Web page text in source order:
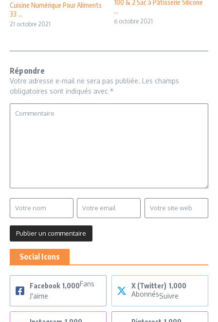
Cuisine Numérique Pour Aliments
33 ...
21 octobre 2021
100 & 2 Sac à Pâtisserie Silicone
...
6 octobre 2021
Répondre
Votre adresse e-mail ne sera pas publiée. Les champs
obligatoires sont indiqués avec *
Social Icons
Facebook 1,000Fans
J'aime
X (Twitter) 1,000
AbonnésSuivre